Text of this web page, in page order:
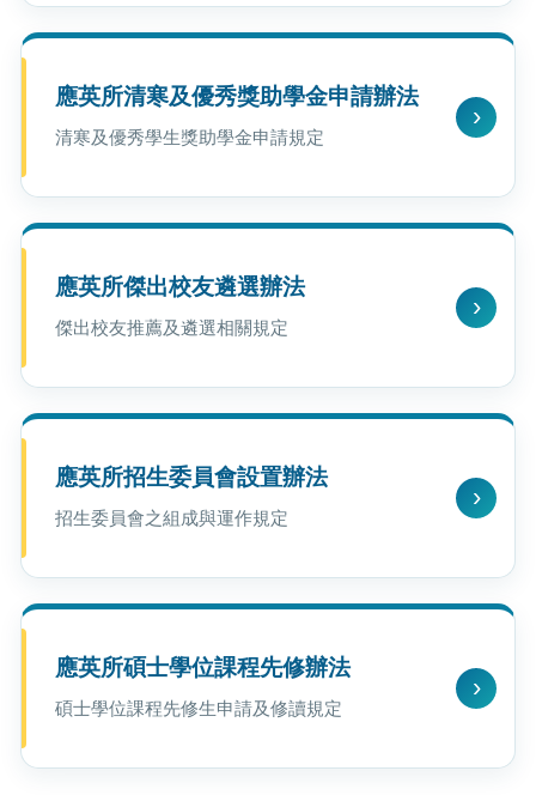
應英所清寒及優秀獎助學金申請辦法
清寒及優秀學生獎助學金申請規定
應英所傑出校友遴選辦法
傑出校友推薦及遴選相關規定
應英所招生委員會設置辦法
招生委員會之組成與運作規定
應英所碩士學位課程先修辦法
碩士學位課程先修生申請及修讀規定